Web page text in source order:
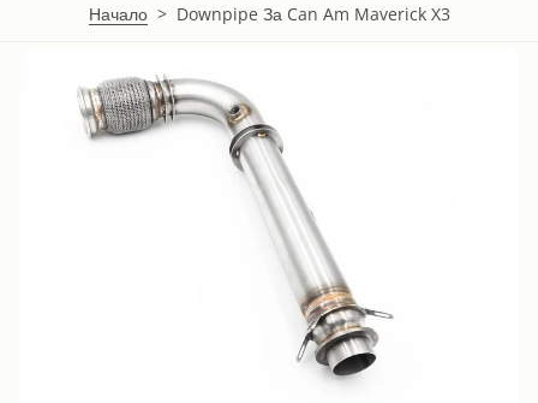
Начало > Downpipe За Can Am Maverick X3